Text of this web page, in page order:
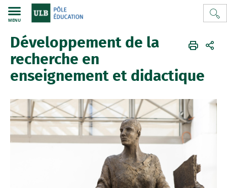
MENU
Pôle education FR
La recherche
Recherche en enseignement et didactique
Développement de la
recherche en
enseignement et didactique